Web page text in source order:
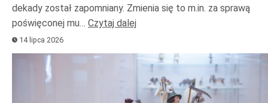
dekady został zapomniany. Zmienia się to m.in. za sprawą
poświęconej mu… Czytaj dalej
14 lipca 2026
Odtwarzacz